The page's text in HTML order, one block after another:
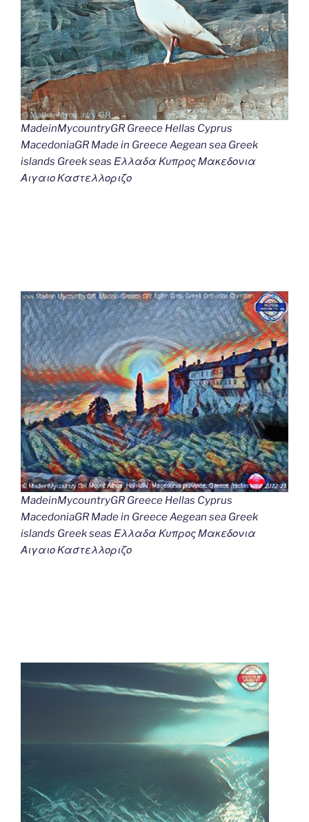
MadeinMycountryGR Greece Hellas Cyprus
MacedoniaGR Made in Greece Aegean sea Greek
islands Greek seas Ελλαδα Κυπρος Μακεδονια
Αιγαιο Καστελλοριζο
MadeinMycountryGR Greece Hellas Cyprus
MacedoniaGR Made in Greece Aegean sea Greek
islands Greek seas Ελλαδα Κυπρος Μακεδονια
Αιγαιο Καστελλοριζο